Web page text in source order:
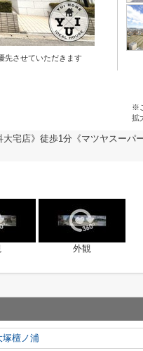
先させていただきます
※
拡
大宅店》徒歩1分《マツヤスーパ
外観
塚檀ノ浦